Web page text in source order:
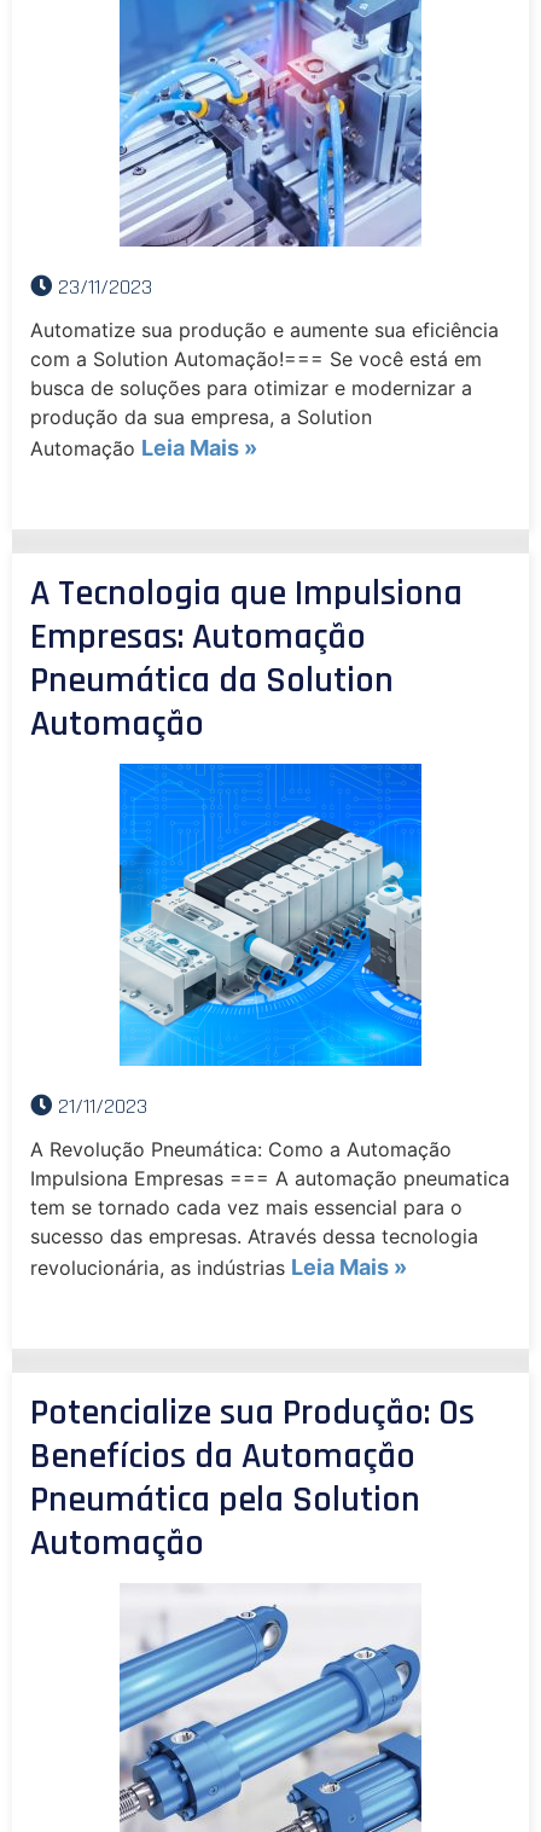
23/11/2023
Automatize sua produção e aumente sua eficiência
com a Solution Automação!=== Se você está em
busca de soluções para otimizar e modernizar a
produção da sua empresa, a Solution
Automação Leia Mais »
A Tecnologia que Impulsiona
Empresas: Automação
Pneumática da Solution
Automação
21/11/2023
A Revolução Pneumática: Como a Automação
Impulsiona Empresas === A automação pneumatica
tem se tornado cada vez mais essencial para o
sucesso das empresas. Através dessa tecnologia
revolucionária, as indústrias Leia Mais »
Potencialize sua Produção: Os
Benefícios da Automação
Pneumática pela Solution
Automação